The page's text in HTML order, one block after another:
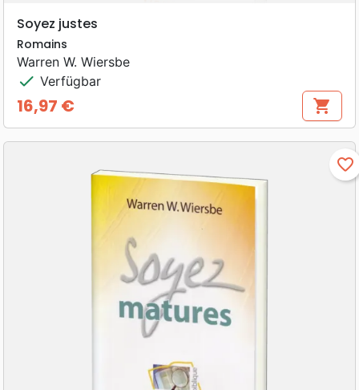
Soyez justes
Romains
Warren W. Wiersbe
check Verfügbar
Preis
16,97 € shopping_cart
favorite_border